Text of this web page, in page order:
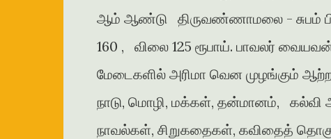
ஆம் ஆண்டு திருவண்ணாமலை - சுபம்
160 , விலை 125 ரூபாய். பாவலர்
மேடைகளில் அரிமா வென முழங்கும்
நாடு, மொழி, மக்கள், தன்மானம்,
நாவல்கள், சிறுகதைகள், கவிதைத்